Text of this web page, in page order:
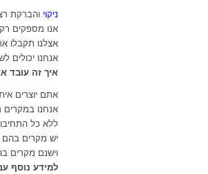
ניקוי והברקת
אנו מספקים רק
אצלנו תקבלו
אנחנו יכולים
איך זה עובד
אתם יוצרים
אנחנו במקרים
ללא כל
יש מקרים בהם
וישנם מקרים
למידע נוסף